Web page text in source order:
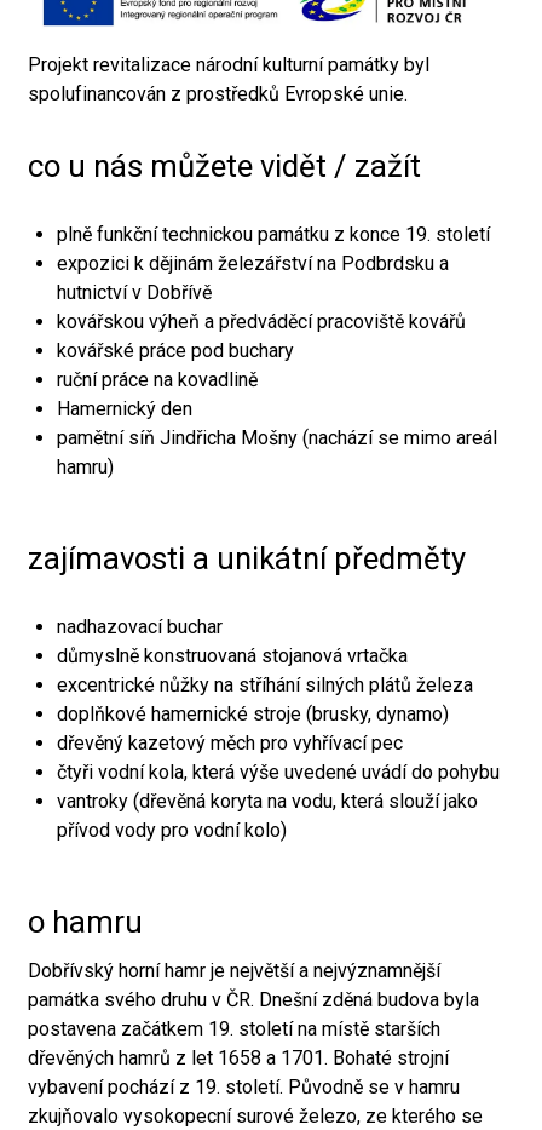
Projekt revitalizace národní kulturní památky byl
spolufinancován z prostředků Evropské unie.
co u nás můžete vidět / zažít
plně funkční technickou památku z konce 19. století
expozici k dějinám železářství na Podbrdsku a
hutnictví v Dobřívě
kovářskou výheň a předváděcí pracoviště kovářů
kovářské práce pod buchary
ruční práce na kovadlině
Hamernický den
pamětní síň Jindřicha Mošny (nachází se mimo areál
hamru)
zajímavosti a unikátní předměty
nadhazovací buchar
důmyslně konstruovaná stojanová vrtačka
excentrické nůžky na stříhání silných plátů železa
doplňkové hamernické stroje (brusky, dynamo)
dřevěný kazetový měch pro vyhřívací pec
čtyři vodní kola, která výše uvedené uvádí do pohybu
vantroky (dřevěná koryta na vodu, která slouží jako
přívod vody pro vodní kolo)
o hamru
Dobřívský horní hamr je největší a nejvýznamnější
památka svého druhu v ČR. Dnešní zděná budova byla
postavena začátkem 19. století na místě starších
dřevěných hamrů z let 1658 a 1701. Bohaté strojní
vybavení pochází z 19. století. Původně se v hamru
zkujňovalo vysokopecní surové železo, ze kterého se